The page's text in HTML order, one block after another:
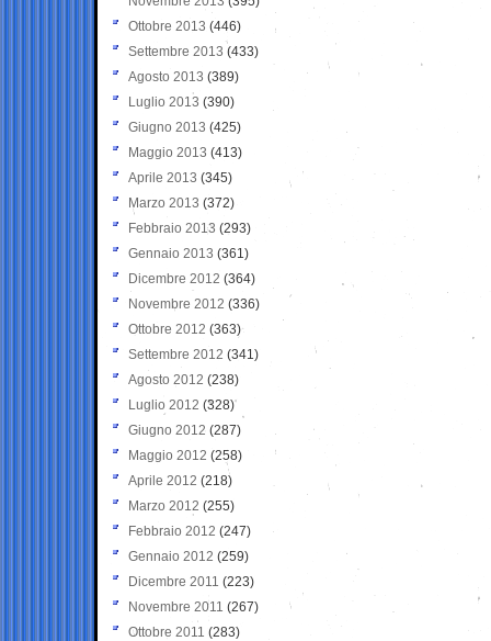
Ottobre 2013 (446)
Settembre 2013 (433)
Agosto 2013 (389)
Luglio 2013 (390)
Giugno 2013 (425)
Maggio 2013 (413)
Aprile 2013 (345)
Marzo 2013 (372)
Febbraio 2013 (293)
Gennaio 2013 (361)
Dicembre 2012 (364)
Novembre 2012 (336)
Ottobre 2012 (363)
Settembre 2012 (341)
Agosto 2012 (238)
Luglio 2012 (328)
Giugno 2012 (287)
Maggio 2012 (258)
Aprile 2012 (218)
Marzo 2012 (255)
Febbraio 2012 (247)
Gennaio 2012 (259)
Dicembre 2011 (223)
Novembre 2011 (267)
Ottobre 2011 (283)